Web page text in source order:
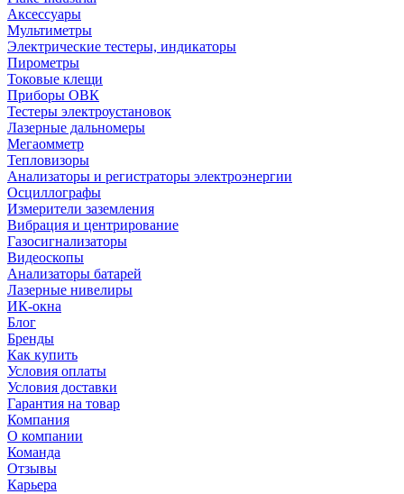
Аксессуары
Мультиметры
Электрические тестеры, индикаторы
Пирометры
Токовые клещи
Приборы ОВК
Тестеры электроустановок
Лазерные дальномеры
Мегаомметр
Тепловизоры
Анализаторы и регистраторы электроэнергии
Осциллографы
Измерители заземления
Вибрация и центрирование
Газосигнализаторы
Видеоскопы
Анализаторы батарей
Лазерные нивелиры
ИК-окна
Блог
Бренды
Как купить
Условия оплаты
Условия доставки
Гарантия на товар
Компания
О компании
Команда
Отзывы
Карьера